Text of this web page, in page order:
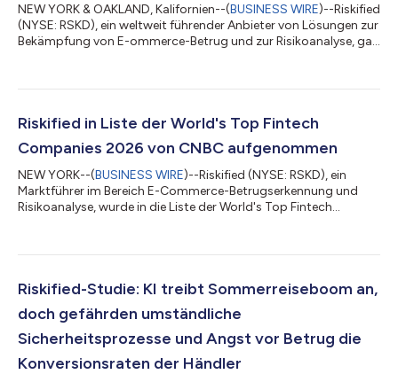
NEW YORK & OAKLAND, Kalifornien--(BUSINESS WIRE)--Riskified
(NYSE: RSKD), ein weltweit führender Anbieter von Lösungen zur
Bekämpfung von E-ommerce-Betrug und zur Risikoanalyse, gab
Kartenausstellern auf der Marqeta-Plattform Zugang zu den
zu ermöglichen. Die Integration hilft Emittenten dabei, genauere
Riskified in Liste der World's Top Fintech
Companies 2026 von CNBC aufgenommen
NEW YORK--(BUSINESS WIRE)--Riskified (NYSE: RSKD), ein
Marktführer im Bereich E-Commerce-Betrugserkennung und
Risikoanalyse, wurde in die Liste der World's Top Fintech
veröffentlicht wird, wird von CNBC in Zusammenarbeit mit
Firma, erstellt. Sie wurde am 22. Juli 2026 bekanntgegeben und
Riskified-Studie: KI treibt Sommerreiseboom an,
doch gefährden umständliche
Sicherheitsprozesse und Angst vor Betrug die
Konversionsraten der Händler